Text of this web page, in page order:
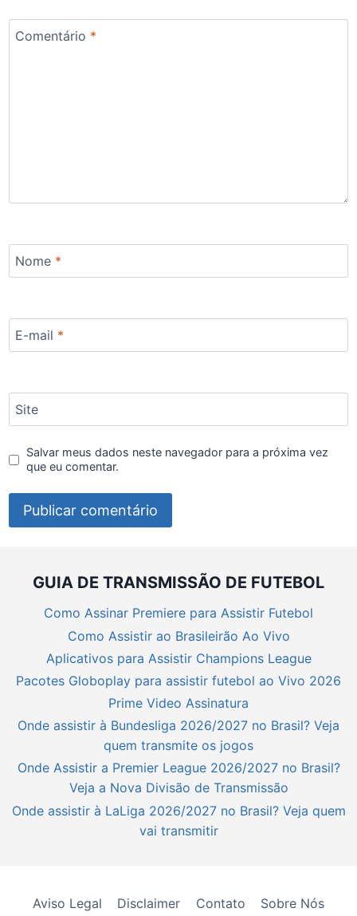
Comentário *
Nome *
E-mail *
Site
Salvar meus dados neste navegador para a próxima vez
que eu comentar.
GUIA DE TRANSMISSÃO DE FUTEBOL
Como Assinar Premiere para Assistir Futebol
Como Assistir ao Brasileirão Ao Vivo
Aplicativos para Assistir Champions League
Pacotes Globoplay para assistir futebol ao Vivo 2026
Prime Video Assinatura
Onde assistir à Bundesliga 2026/2027 no Brasil? Veja
quem transmite os jogos
Onde Assistir a Premier League 2026/2027 no Brasil?
Veja a Nova Divisão de Transmissão
Onde assistir à LaLiga 2026/2027 no Brasil? Veja quem
vai transmitir
Aviso Legal Disclaimer Contato Sobre Nós